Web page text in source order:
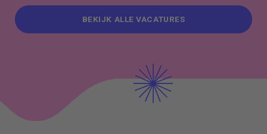
BEKIJK ALLE VACATURES